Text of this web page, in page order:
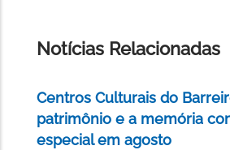
Notícias Relacionadas
Centros Culturais do
patrimônio e a memória
especial em agosto